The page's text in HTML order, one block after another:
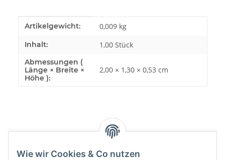
Wie wir Cookies & Co nutzen
Produkteigenschaft
Wert
Artikelgewicht: 0,009 kg
Inhalt: 1,00 Stück
Abmessungen (
Länge × Breite ×
Höhe ):
2,00 × 1,30 × 0,53 cm